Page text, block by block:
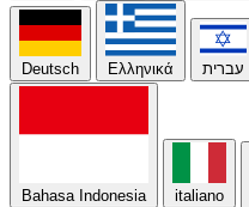
Deutsch Ελληνικά עברית
Bahasa Indonesia italiano